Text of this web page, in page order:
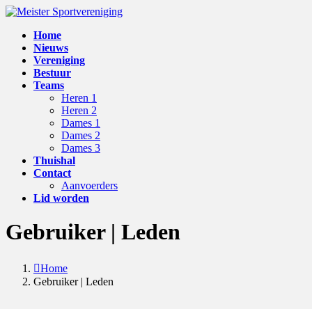
Skip
content
Skip
Navigation
Home
Nieuws
Vereniging
Bestuur
Teams
Heren 1
Heren 2
Dames 1
Dames 2
Dames 3
Thuishal
Contact
Aanvoerders
Lid worden
Gebruiker | Leden
Home
Gebruiker | Leden